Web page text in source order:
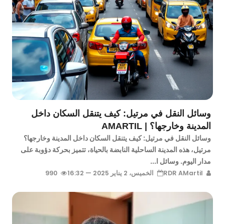
وسائل النقل في مرتيل: كيف يتنقل السكان داخل
المدينة وخارجها؟ | AMARTIL
وسائل النقل في مرتيل: كيف يتنقل السكان داخل المدينة وخارجها؟
مرتيل، هذه المدينة الساحلية النابضة بالحياة، تتميز بحركة دؤوبة على
مدار اليوم. وسائل ا...
الخميس، 2 يناير 2025 — 16:32